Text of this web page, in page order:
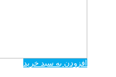
افزودن به سبد خرید